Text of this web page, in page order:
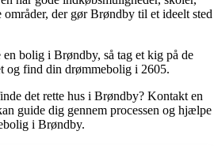
der gør Brøndby til et ideelt sted
bolig i Brøndby, så tag et kig på de
og find din drømmebolig i 2605.
det rette hus i Brøndby? Kontakt en
guide dig gennem processen og hjælpe
i Brøndby.